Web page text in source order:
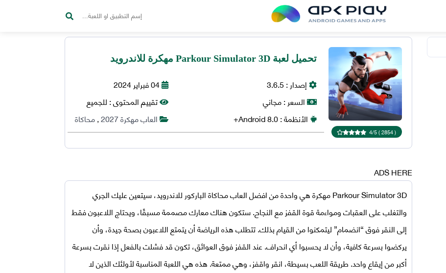
تحميل لعبة Parkour Simulator 3D مهكرة للاندرويد
إصدار :3.6.5
السعر :مجاني
الأنظمة :
Android8.0+
04 فبراير 2024
تقييم المحتوى :للجميع
العاب مهكرة 2027
,محاكاة
(
2854
)
4/5
ADS HERE
Parkour Simulator 3D مهكرة
هي واحدة من افضل العاب محاكاة الباركور للاندرويد، سيتعين عليك الجري
والتغلب على العقبات ومواءمة قوة القفز مع النجاح. ستكون هناك معارك مصممة مسبقًا، ويحتاج اللاعبون فقط
إلى النقر فوق “انضمام” ليتمكنوا من القيام بذلك. تتطلب هذه الرياضة أن يتمتع اللاعبون بصحة جيدة، وأن
يركضوا بسرعة كافية، وأن لا يحسبوا أي انحراف. عند القفز فوق العوائق، تكون قد فشلت بالفعل إذا نقرت بسرعة
أكبر من إيقاع واحد. طريقة اللعب بسيطة، انقر واقفز، وهي ممتعة. هذه هي اللعبة المناسبة لأولئك الذين لا